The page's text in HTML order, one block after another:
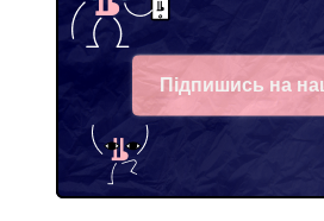
Підпишись на
Telegram